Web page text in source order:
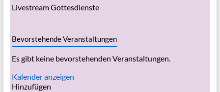
Livestream Gottesdienste
Bevorstehende Veranstaltungen
Es gibt keine bevorstehenden Veranstaltungen.
Kalender anzeigen
Hinzufügen